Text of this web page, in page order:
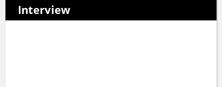
Interview